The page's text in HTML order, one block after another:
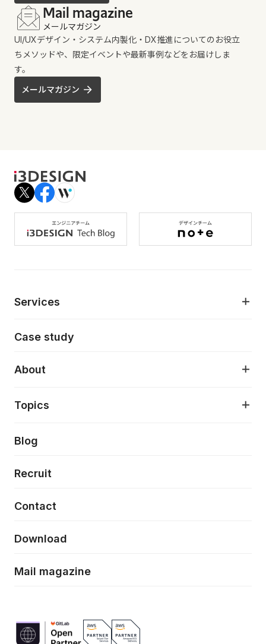
Mail magazine
メールマガジン
UI/UXデザイン・システム内製化・DX推進についてのお役立
ちメソッドや、限定イベントや最新事例などをお届けしま
す。
メールマガジン
Services
AI駆動開発支援
モダナイゼーション
特徴量エンジニアリングと生成AI
フロントエンド開発
Case study
About
About
Topics
Press release
News
Event/Seminer
Blog
Recruit
Contact
Download
Mail magazine